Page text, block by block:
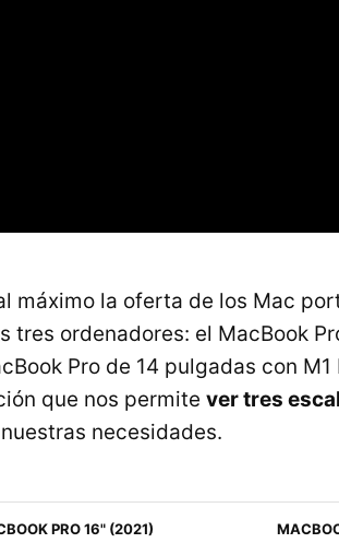
máximo la oferta de los Mac
tres ordenadores: el MacBook
Pro de 14 pulgadas con M1
que nos permite ver tres
necesidades.
PRO 16" (2021)